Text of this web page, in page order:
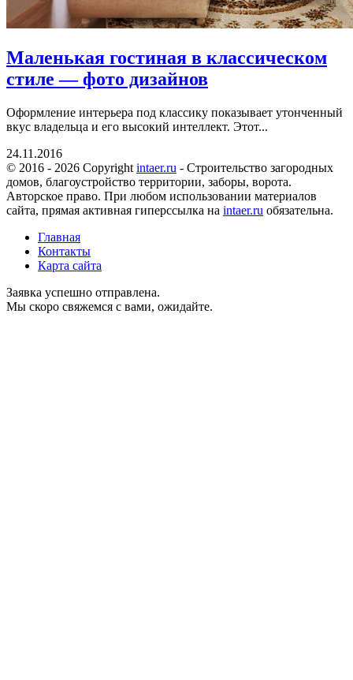
Маленькая гостиная в классическом
стиле — фото дизайнов
Оформление интерьера под классику показывает утонченный
вкус владельца и его высокий интеллект. Этот...
24.11.2016
© 2016 - 2026 Copyright intaer.ru - Cтроительство загородных
домов, благоустройство территории, заборы, ворота.
Авторское право. При любом использовании материалов
сайта, прямая активная гиперссылка на intaer.ru обязательна.
Главная
Контакты
Карта сайта
Заявка успешно отправлена.
Мы скоро свяжемся с вами, ожидайте.